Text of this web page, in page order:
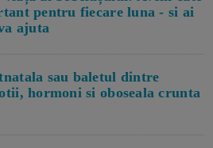
pentru fiecare luna - si ai
ajuta
sau baletul dintre
hormoni si oboseala crunta